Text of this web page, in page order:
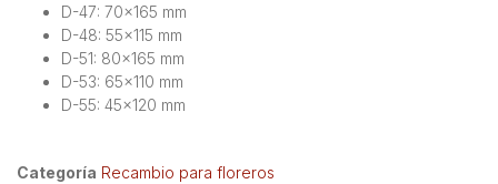
D-47: 70×165 mm
D-48: 55×115 mm
D-51: 80×165 mm
D-53: 65×110 mm
D-55: 45×120 mm
Categoría Recambio para floreros